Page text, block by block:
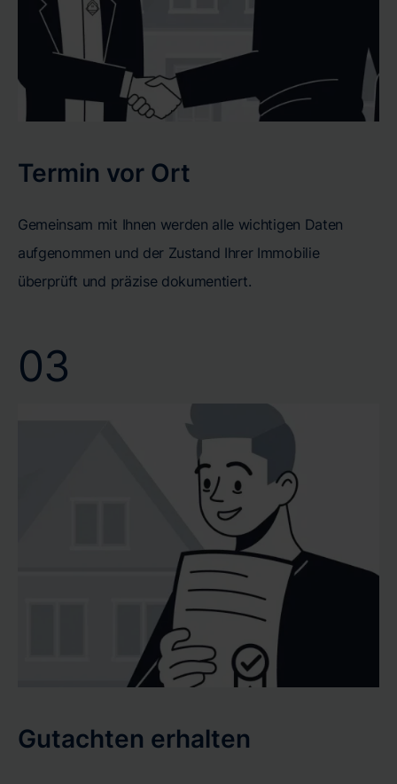
Termin vor Ort
Gemeinsam mit Ihnen werden alle wichtigen Daten
aufgenommen und der Zustand Ihrer Immobilie
überprüft und präzise dokumentiert.
03
Gutachten erhalten